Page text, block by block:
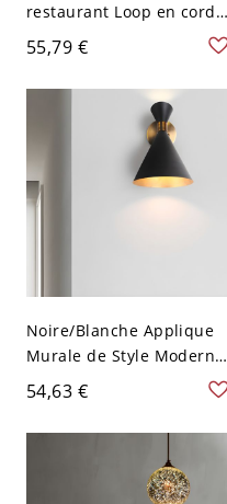
restaurant Loop en corde
de jute vieillie avec 1
lumière et design
d'ampoule ouverte - 110
V-120 V Brun Rond
55,79 €
Noire/Blanche Applique
Murale de Style Moderne
en Forme d'Entonnoir en
Métal à 1 Ampoule Lampe
Murale Intérieure - Noir
54,63 €